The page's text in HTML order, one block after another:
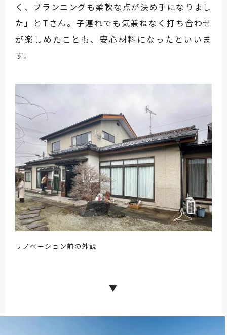
く、プランニングも柔軟な点が決め手になりまし
た」とTさん。子連れでも気兼ねなく打ち合わせ
が楽しめたことも、安心材料になったといいま
す。
リノベーション前の外観
▼